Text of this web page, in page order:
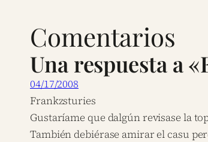
Comentarios
Una respuesta a
04/17/2008
Frankzsturies
Gustaríame que dalgún revisase la
También debiérase amirar el casu